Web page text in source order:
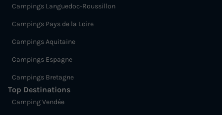
Campings Languedoc-Roussillon
Campings Pays de la Loire
Campings Aquitaine
Campings Espagne
Campings Bretagne
Top Destinations
Camping Vendée